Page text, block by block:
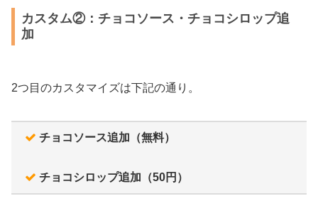
カスタム②：チョコソース・チョコシロップ追
加
2つ目のカスタマイズは下記の通り。
チョコソース追加（無料）
チョコシロップ追加（50円）